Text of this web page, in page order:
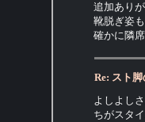
追加あり
靴脱ぎ姿
確かに隣
Re: スト
よしよし
ちがスタ